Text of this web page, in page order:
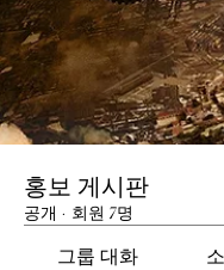
홍보 게시판
공개 · 회원 7명
그룹 대화